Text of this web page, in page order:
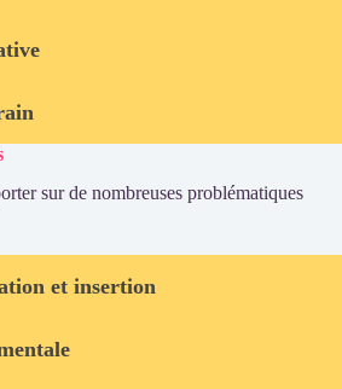
sur de nombreuses problématiques
et insertion